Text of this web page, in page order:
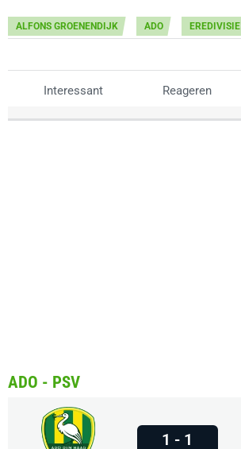
ALFONS GROENENDIJK ADO EREDIVISIE
Interessant Reageren
ADO - PSV
1 - 1